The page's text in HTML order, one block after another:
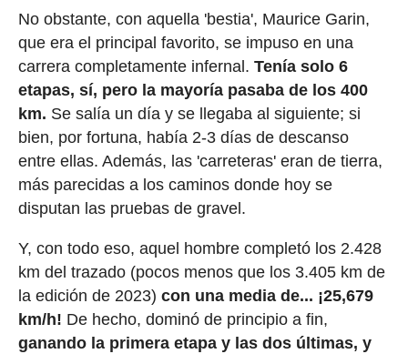
No obstante, con aquella 'bestia', Maurice Garin,
que era el principal favorito, se impuso en una
carrera completamente infernal. Tenía solo 6
etapas, sí, pero la mayoría pasaba de los 400
km. Se salía un día y se llegaba al siguiente; si
bien, por fortuna, había 2-3 días de descanso
entre ellas. Además, las 'carreteras' eran de tierra,
más parecidas a los caminos donde hoy se
disputan las pruebas de gravel.
Y, con todo eso, aquel hombre completó los 2.428
km del trazado (pocos menos que los 3.405 km de
la edición de 2023) con una media de... ¡25,679
km/h! De hecho, dominó de principio a fin,
ganando la primera etapa y las dos últimas, y